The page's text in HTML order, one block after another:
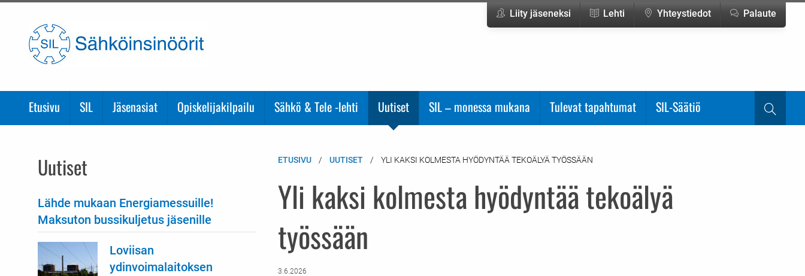
Liity jäseneksi Lehti Yhteystiedot
Palaute
Etusivu SIL Jäsenasiat Opiskelijakilpailu Sähkö & Tele -lehti Uutiset SIL – monessa mukana Tulevat tapahtumat SIL-Säätiö Haku
ETUSIVU UUTISET YLI KAKSI KOLMESTA HYÖDYNTÄÄ TEKOÄLYÄ TYÖSSÄÄN
Yli kaksi kolmesta hyödyntää tekoälyä
työssään
3.6.2026
Uutiset
Lähde mukaan Energiamessuille!
Maksuton bussikuljetus jäsenille
Loviisan
ydinvoimalaitoksen